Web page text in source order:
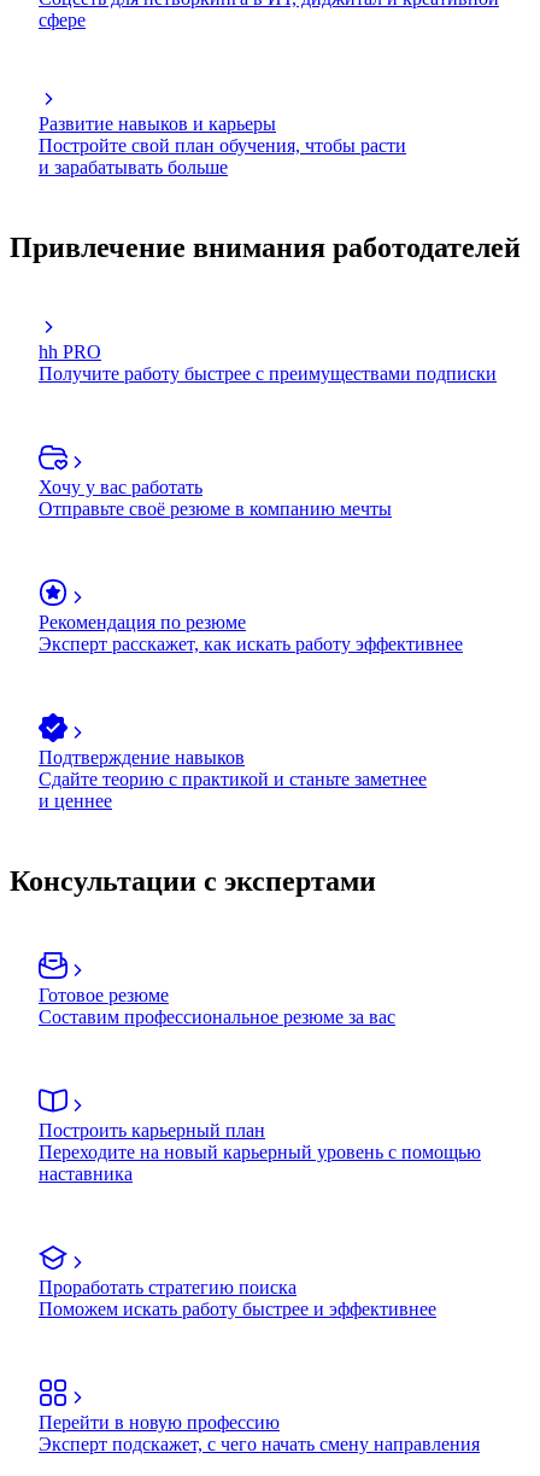
сфере
Развитие навыков и карьеры
Постройте свой план обучения, чтобы расти
и зарабатывать больше
Привлечение внимания работодателей
hh PRO
Получите работу быстрее с преимуществами подписки
Хочу у вас работать
Отправьте своё резюме в компанию мечты
Рекомендация по резюме
Эксперт расскажет, как искать работу эффективнее
Подтверждение навыков
Сдайте теорию с практикой и станьте заметнее
и ценнее
Консультации с экспертами
Готовое резюме
Составим профессиональное резюме за вас
Построить карьерный план
Переходите на новый карьерный уровень с помощью
наставника
Проработать стратегию поиска
Поможем искать работу быстрее и эффективнее
Перейти в новую профессию
Эксперт подскажет, с чего начать смену направления